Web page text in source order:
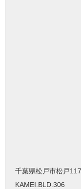
千葉県松戸市松戸
KAMEI.BLD.306